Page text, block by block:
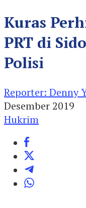
Kuras
PRT di
Polisi
Reporter: Denny
Desember 2019
Hukrim